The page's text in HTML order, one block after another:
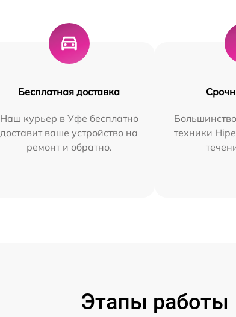
Бесплатная доставка
Наш курьер в Уфе бесплатно
доставит ваше устройство на
ремонт и обратно.
техники
Этапы работы